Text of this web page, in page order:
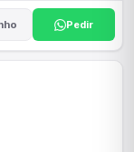
Pedir